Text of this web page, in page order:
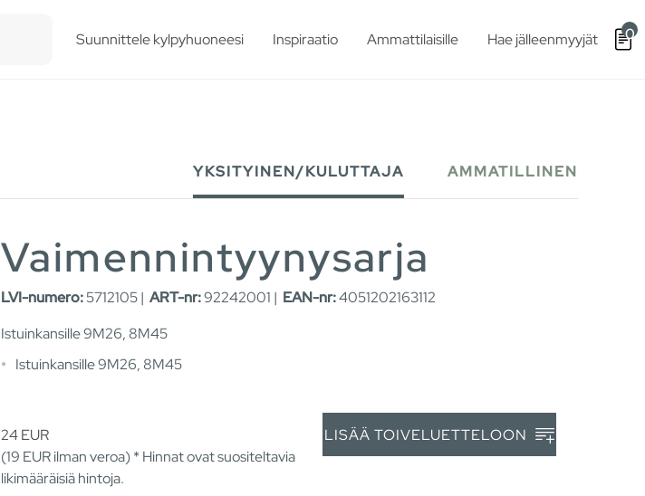
Suunnittele kylpyhuoneesi Inspiraatio Ammattilaisille Hae jälleenmyyjät 0
YKSITYINEN/KULUTTAJA AMMATILLINEN
Vaimennintyynysarja
LVI-numero:5712105 | ART-nr:92242001 | EAN-nr:4051202163112
Istuinkansille 9M26, 8M45
Istuinkansille 9M26, 8M45
24EUR
(19 EURilman veroa) * Hinnat ovat suositeltavia
likimääräisiä hintoja.
LISÄÄ TOIVELUETTELOON